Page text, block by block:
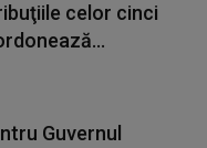
celor cinci
Guvernul